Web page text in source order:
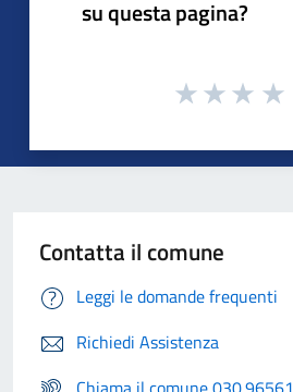
su questa pagina?
Contatta il comune
Leggi le domande frequenti
Richiedi Assistenza